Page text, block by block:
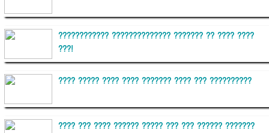
???????????? ?????????????? ??????? ?? ???? ????
???!
???? ????? ???? ???? ??????? ???? ??? ??????????
???? ??? ???? ?????? ????? ??? ??? ?????? ???????